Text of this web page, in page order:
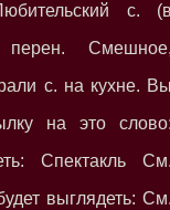
с.
перен.
с. на кухне.
на это
Спектакль
выглядеть: